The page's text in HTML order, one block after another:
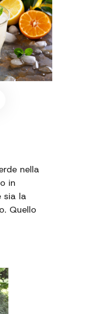
nella
in
sia la
Quello